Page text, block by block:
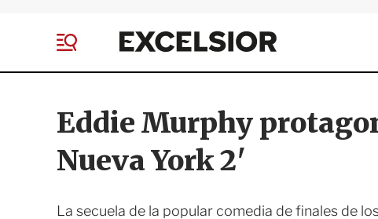
E
x
e
i
o
e
Eddie Murphy
Nueva York 2'
La secuela de la popular comedia de finales de